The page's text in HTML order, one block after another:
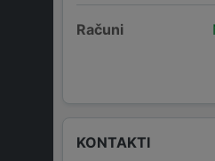
Računi
KONTAKTI